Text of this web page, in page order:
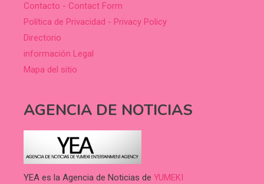
Contacto - Contact Form
Política de Privacidad - Privacy Policy
Directorio
información Legal
Mapa del sitio
AGENCIA DE NOTICIAS
YEA es la Agencia de Noticias de YUMEKI